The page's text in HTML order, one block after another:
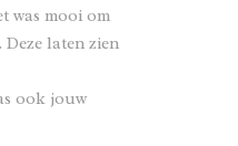
was mooi om
Deze laten zien
ook jouw